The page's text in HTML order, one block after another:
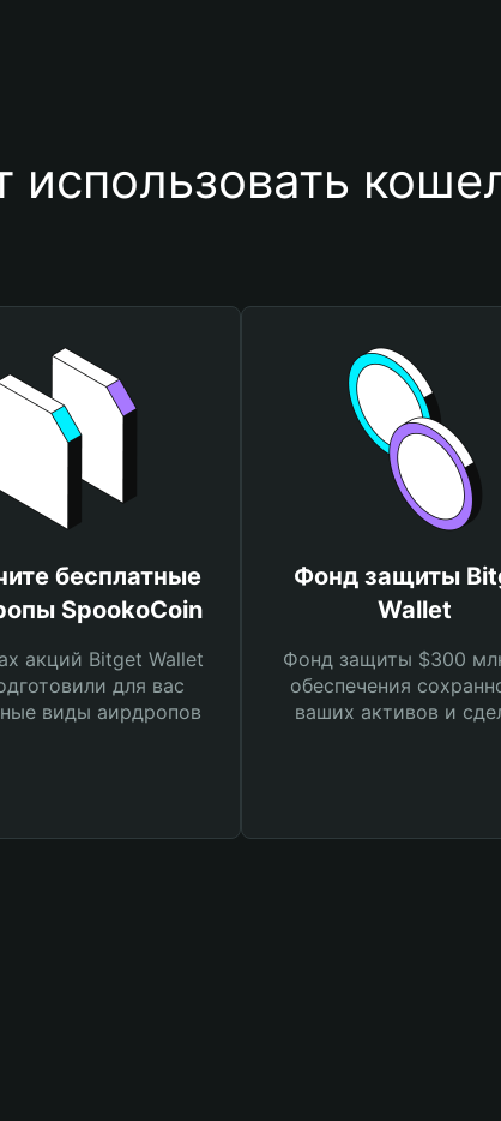
использовать
бесплатные
SpookoCoin
акций Bitget Wallet
для вас
виды аирдропов
Фонд защиты
Wallet
Фонд защиты $300
обеспечения
ваших активов и